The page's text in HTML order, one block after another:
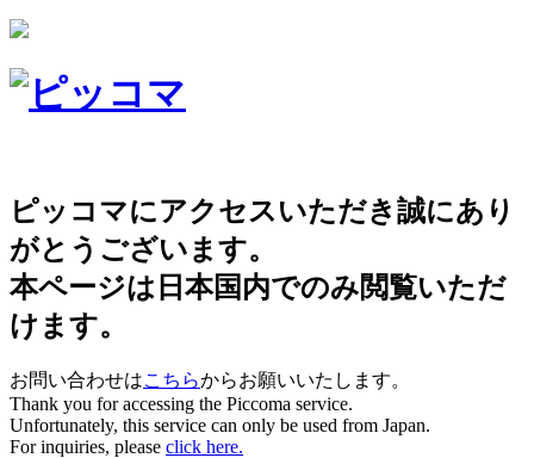
ピッコマにアクセスいただき誠にあり
がとうございます。
本ページは日本国内でのみ閲覧いただ
けます。
お問い合わせはこちらからお願いいたします。
Thank you for accessing the Piccoma service.
Unfortunately, this service can only be used from Japan.
For inquiries, please click here.